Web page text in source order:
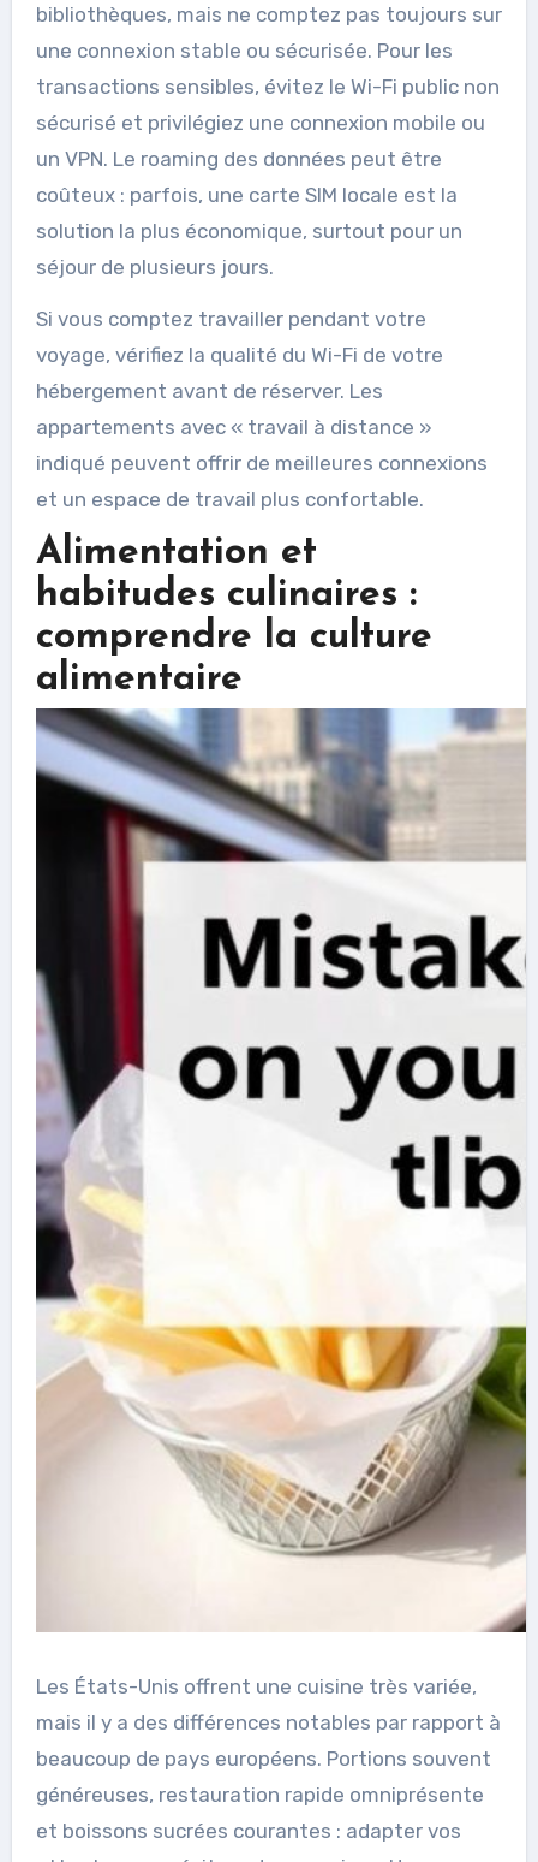
bibliothèques, mais ne comptez pas toujours sur
une connexion stable ou sécurisée. Pour les
transactions sensibles, évitez le Wi-Fi public non
sécurisé et privilégiez une connexion mobile ou
un VPN. Le roaming des données peut être
coûteux : parfois, une carte SIM locale est la
solution la plus économique, surtout pour un
séjour de plusieurs jours.
Si vous comptez travailler pendant votre
voyage, vérifiez la qualité du Wi-Fi de votre
hébergement avant de réserver. Les
appartements avec « travail à distance »
indiqué peuvent offrir de meilleures connexions
et un espace de travail plus confortable.
Alimentation et
habitudes culinaires :
comprendre la culture
alimentaire
Les États-Unis offrent une cuisine très variée,
mais il y a des différences notables par rapport à
beaucoup de pays européens. Portions souvent
généreuses, restauration rapide omniprésente
et boissons sucrées courantes : adapter vos